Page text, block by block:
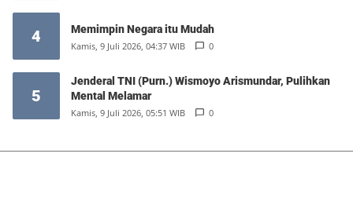
4 Memimpin Negara itu Mudah
Kamis, 9 Juli 2026, 04:37 WIB 0
5
Jenderal TNI (Purn.) Wismoyo Arismundar, Pulihkan
Mental Melamar
Kamis, 9 Juli 2026, 05:51 WIB 0